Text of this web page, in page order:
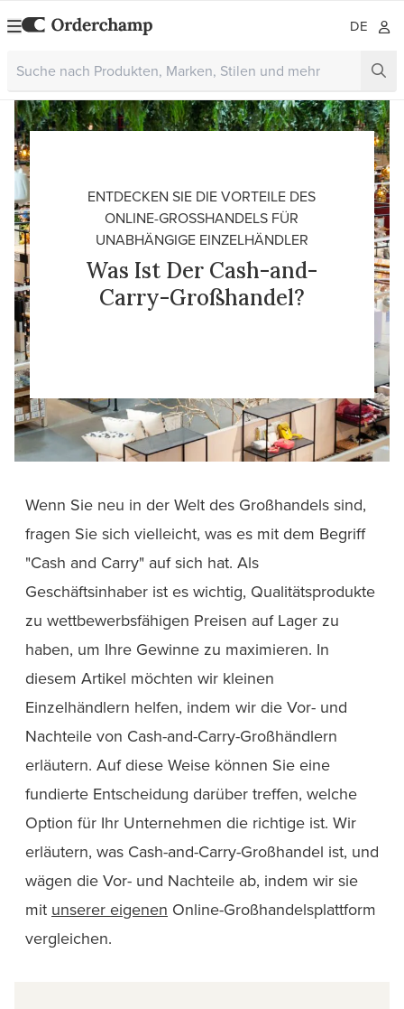
DE
ENTDECKEN SIE DIE VORTEILE DES
ONLINE-GROSSHANDELS FÜR U
NABHÄNGIGE EINZELHÄNDLER
Was Ist Der Cash-and-
Carry-Großhandel?
Wenn Sie neu in der Welt des Großhandels sind,
fragen Sie sich vielleicht, was es mit dem Begriff
"Cash and Carry" auf sich hat. Als
Geschäftsinhaber ist es wichtig, Qualitätsprodukte
zu wettbewerbsfähigen Preisen auf Lager zu
haben, um Ihre Gewinne zu maximieren. In
diesem Artikel möchten wir kleinen
Einzelhändlern helfen, indem wir die Vor- und
Nachteile von Cash-and-Carry-Großhändlern
erläutern. Auf diese Weise können Sie eine
fundierte Entscheidung darüber treffen, welche
Option für Ihr Unternehmen die richtige ist. Wir
erläutern, was Cash-and-Carry-Großhandel ist, und
wägen die Vor- und Nachteile ab, indem wir sie
mit unserer eigenen Online-Großhandelsplattform
vergleichen.